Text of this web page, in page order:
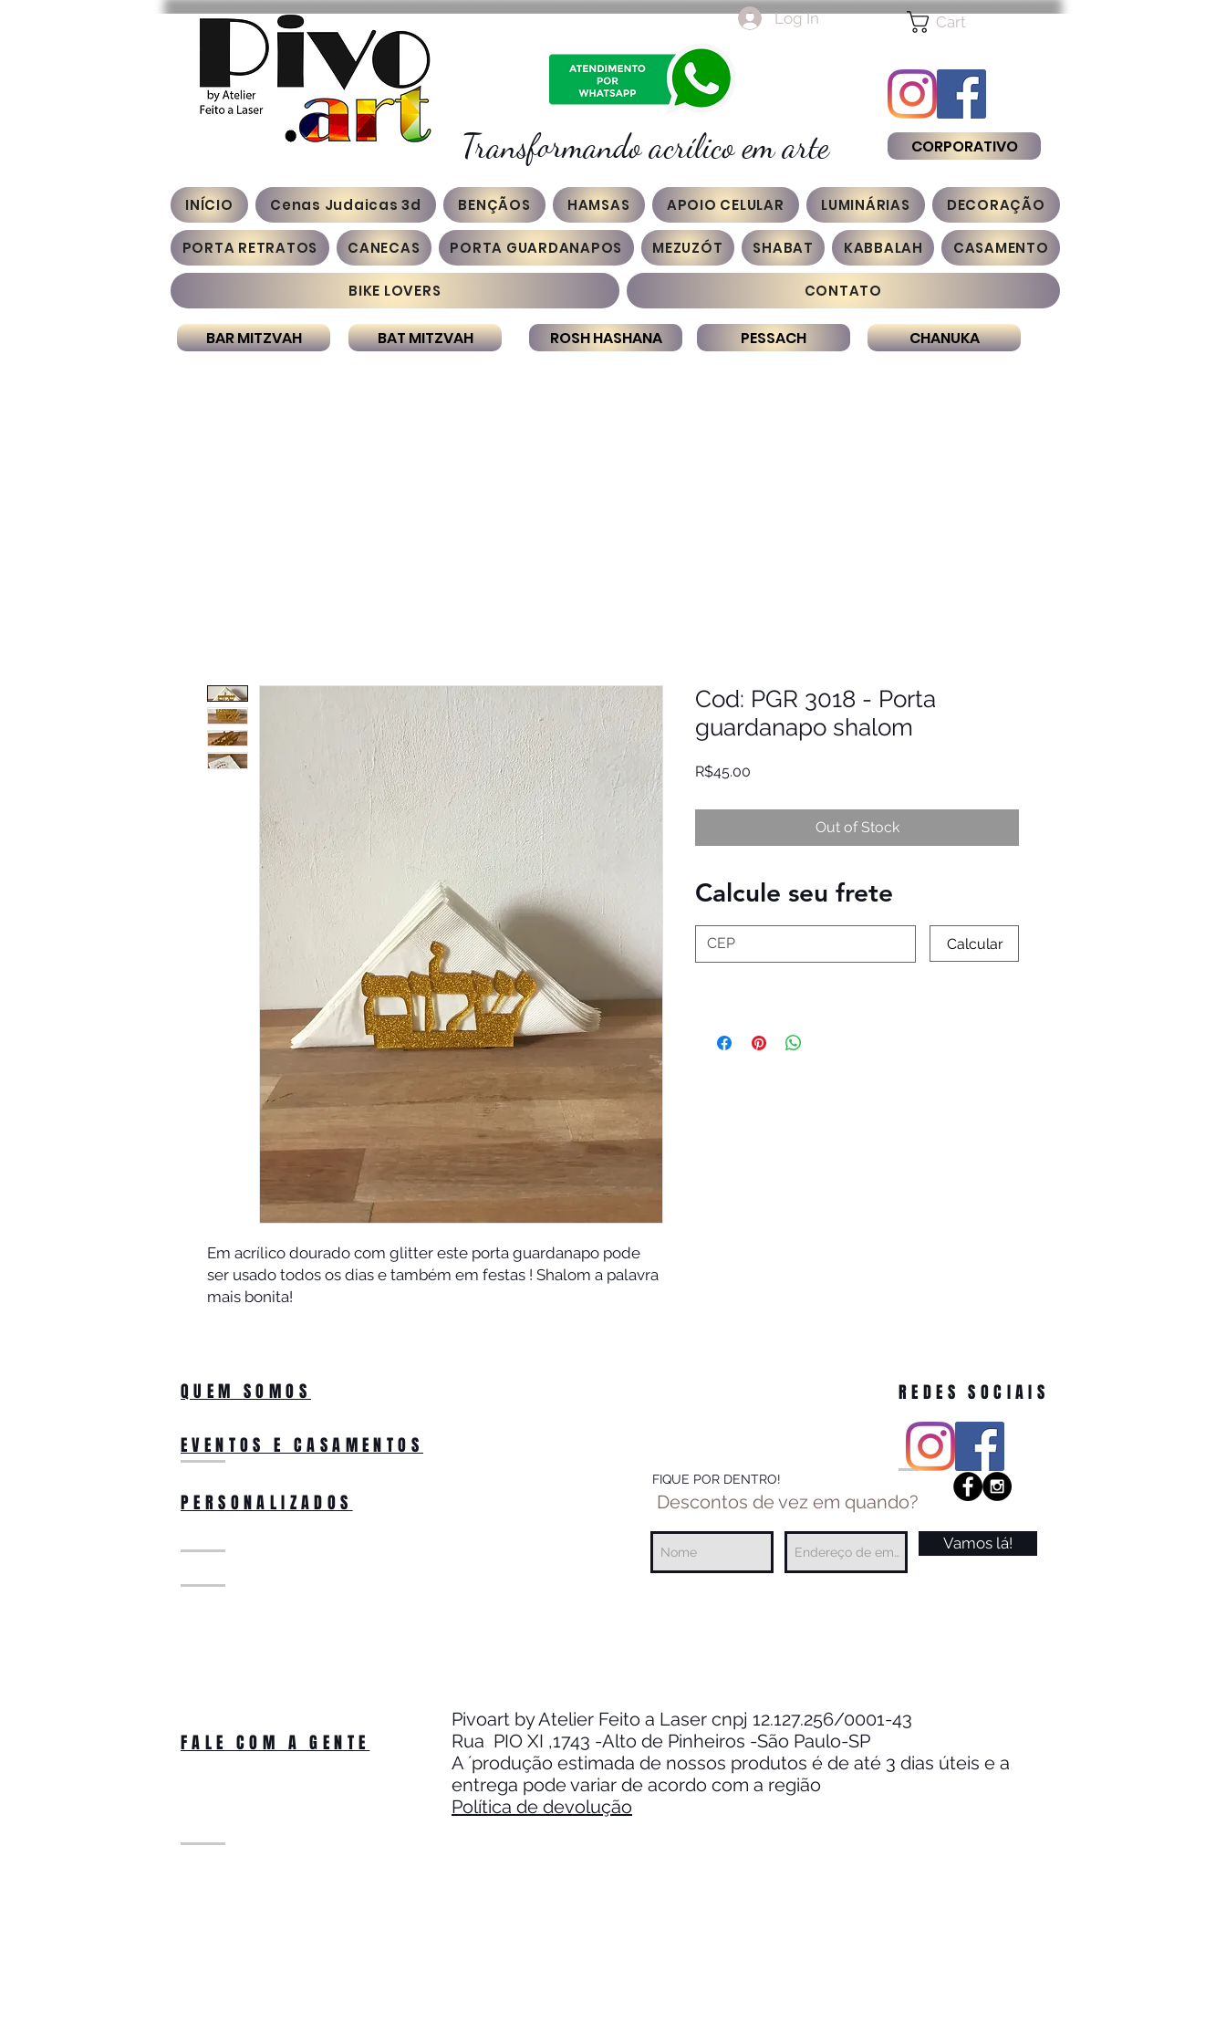
Log In
Transformando acrílico em arte
Cart
CORPORATIVO
INÍCIO Cenas Judaicas 3d BENÇÃOS HAMSAS APOIO CELULAR LUMINÁRIAS DECORAÇÃO
PORTA RETRATOS CANECAS PORTA GUARDANAPOS MEZUZÓT SHABAT KABBALAH CASAMENTO
BIKE LOVERS CONTATO
BAR MITZVAH BAT MITZVAH ROSH HASHANA PESSACH CHANUKA
Em acrílico dourado com glitter este porta guardanapo pode
ser usado todos os dias e também em festas ! Shalom a palavra
mais bonita!
Cod: PGR 3018 - Porta
guardanapo shalom
R$45.00
Out of Stock
Calcule seu frete
Calcular
QUEM SOMOS
EVENTOS E CASAMENTOS
PERSONALIZADOS
REDES SOCIAIS
FIQUE POR DENTRO!
Descontos de vez em quando?
Vamos lá!
FALE COM A GENTE
Pivoart by Atelier Feito a Laser cnpj 12.127.256/0001-43
Rua PIO XI ,1743 -Alto de Pinheiros -São Paulo-SP
A ´produção estimada de nossos produtos é de até 3 dias úteis e a
entrega pode variar de acordo com a região
Política de devolução